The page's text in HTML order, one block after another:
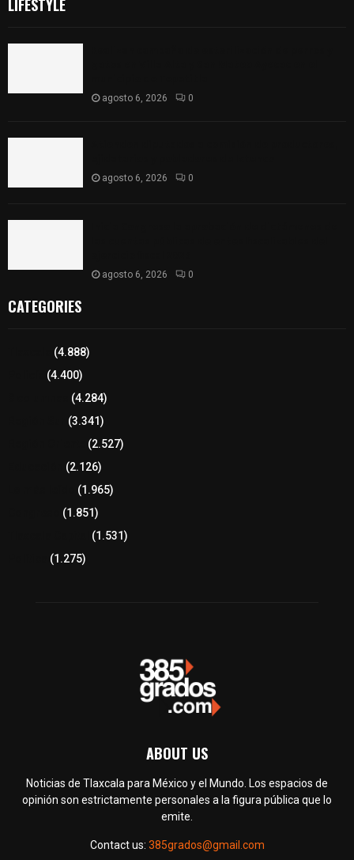
LIFESTYLE
agosto 6, 2026 0
agosto 6, 2026 0
agosto 6, 2026 0
CATEGORIES
(4.888)
(4.400)
(4.284)
(3.341)
(2.527)
(2.126)
(1.965)
(1.851)
(1.531)
(1.275)
ABOUT US
Noticias de Tlaxcala para México y el Mundo. Los espacios de
opinión son estrictamente personales a la figura pública que lo
emite.
Contact us: 385grados@gmail.com